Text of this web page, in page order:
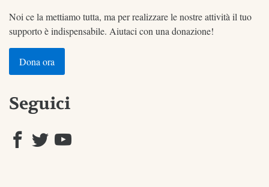
Noi ce la mettiamo tutta, ma per realizzare le nostre attività il tuo
supporto è indispensabile. Aiutaci con una donazione!
Dona ora
Seguici